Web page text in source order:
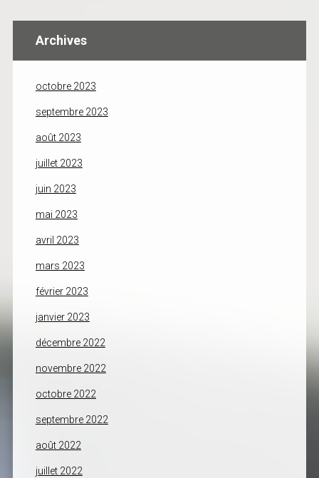
Archives
octobre 2023
septembre 2023
août 2023
juillet 2023
juin 2023
mai 2023
avril 2023
mars 2023
février 2023
janvier 2023
décembre 2022
novembre 2022
octobre 2022
septembre 2022
août 2022
juillet 2022